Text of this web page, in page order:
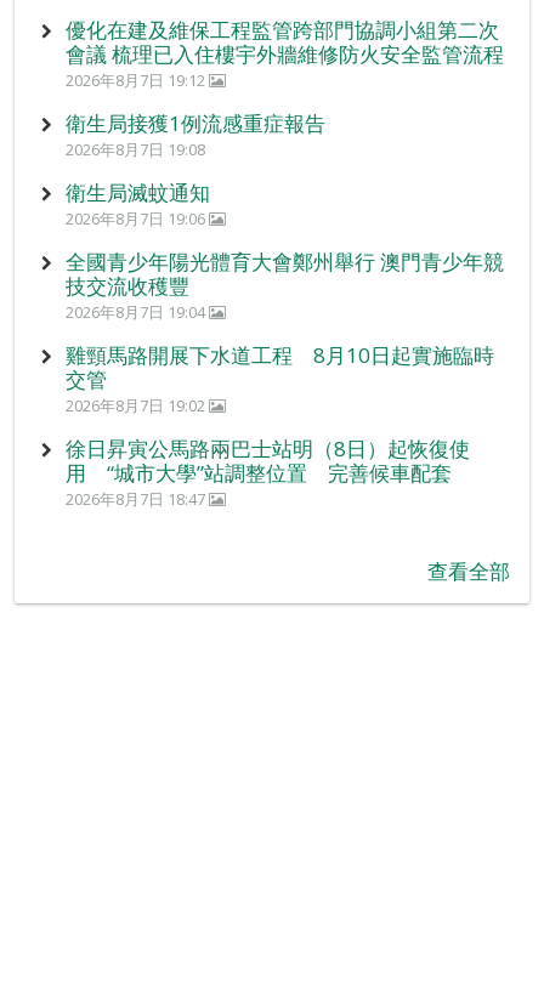
優化在建及維保工程監管跨部門協調小組第二次
會議 梳理已入住樓宇外牆維修防火安全監管流程
2026年8月7日 19:12
衛生局接獲1例流感重症報告
2026年8月7日 19:08
衛生局滅蚊通知
2026年8月7日 19:06
全國青少年陽光體育大會鄭州舉行 澳門青少年競
技交流收穫豐
2026年8月7日 19:04
雞頸馬路開展下水道工程 8月10日起實施臨時
交管
2026年8月7日 19:02
徐日昇寅公馬路兩巴士站明（8日）起恢復使
用 “城市大學”站調整位置 完善候車配套
2026年8月7日 18:47
查看全部